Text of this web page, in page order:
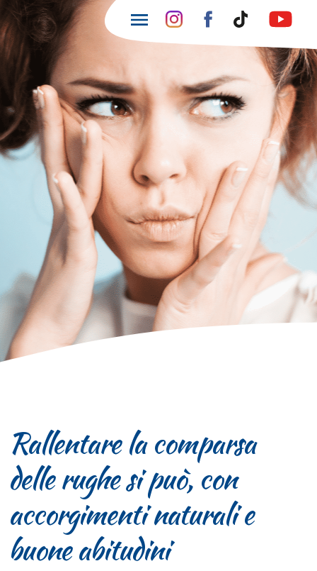
Rallentare la comparsa
delle rughe si può, con
accorgimenti naturali e
buone abitudini